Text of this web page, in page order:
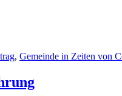
, Gemeinde in Zeiten von